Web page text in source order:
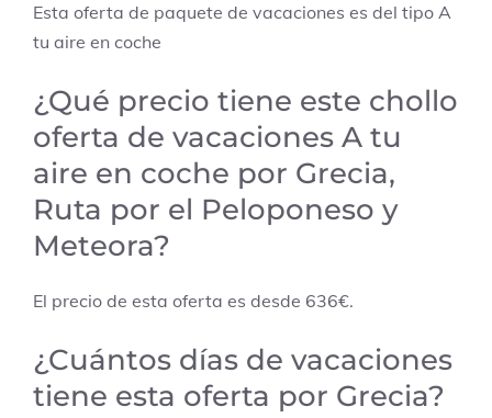
Esta oferta de paquete de vacaciones es del tipo A
tu aire en coche
¿Qué precio tiene este chollo
oferta de vacaciones A tu
aire en coche por Grecia,
Ruta por el Peloponeso y
Meteora?
El precio de esta oferta es desde 636€.
¿Cuántos días de vacaciones
tiene esta oferta por Grecia?